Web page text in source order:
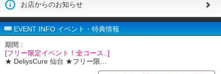
お店からのお知らせ
EVENT INFO イベント・特典情報
期間 :
[フリー限定イベント！全コース..]
★ DeliysCure 仙台 ★フリー限…